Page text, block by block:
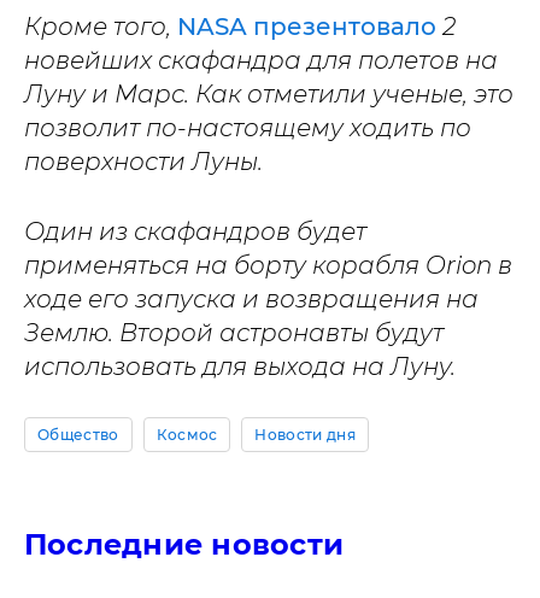
Кроме того, NASA презентовало 2
новейших скафандра для полетов на
Луну и Марс. Как отметили ученые, это
позволит по-настоящему ходить по
поверхности Луны.
Один из скафандров будет
применяться на борту корабля Orion в
ходе его запуска и возвращения на
Землю. Второй астронавты будут
использовать для выхода на Луну.
Общество Космос Новости дня
Последние новости